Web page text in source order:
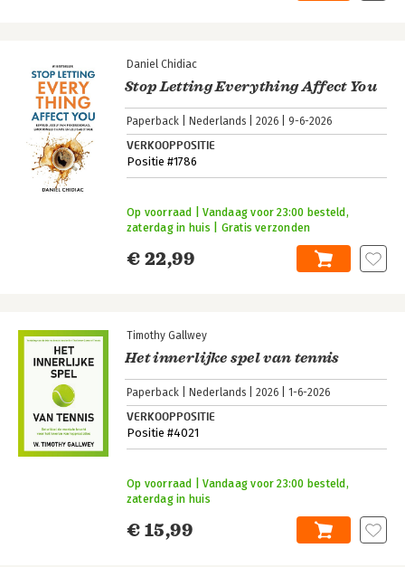
Daniel Chidiac
Stop Letting Everything Affect You
Paperback Nederlands 2026 9-6-2026
VERKOOPPOSITIE
Positie #1786
€ 22,99
Op voorraad | Vandaag voor 23:00 besteld,
zaterdag in huis | Gratis verzonden
Timothy Gallwey
Het innerlijke spel van tennis
Paperback Nederlands 2026 1-6-2026
VERKOOPPOSITIE
Positie #4021
€ 15,99
Op voorraad | Vandaag voor 23:00 besteld,
zaterdag in huis